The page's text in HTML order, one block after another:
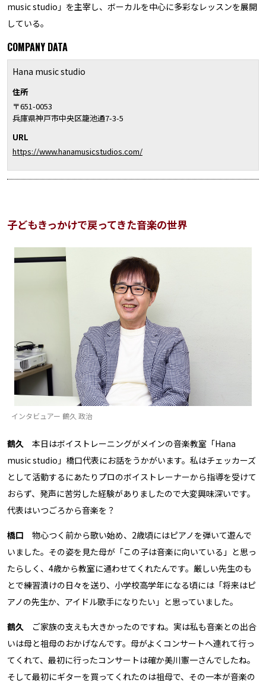
music studio」を主宰し、ボーカルを中心に多彩なレッスンを展開
している。
COMPANY DATA
Hana music studio
住所
〒651-0053
兵庫県神戸市中央区籠池通7-3-5
URL
https://www.hanamusicstudios.com/
子どもきっかけで戻ってきた音楽の世界
インタビュアー 鶴久 政治
鶴久 本日はボイストレーニングがメインの音楽教室「Hana
music studio」橋口代表にお話をうかがいます。私はチェッカーズ
として活動するにあたりプロのボイストレーナーから指導を受けて
おらず、発声に苦労した経験がありましたので大変興味深いです。
代表はいつごろから音楽を？
橋口 物心つく前から歌い始め、2歳頃にはピアノを弾いて遊んで
いました。その姿を見た母が「この子は音楽に向いている」と思っ
たらしく、4歳から教室に通わせてくれたんです。厳しい先生のも
とで練習漬けの日々を送り、小学校高学年になる頃には「将来はピ
アノの先生か、アイドル歌手になりたい」と思っていました。
鶴久 ご家族の支えも大きかったのですね。実は私も音楽との出合
いは母と祖母のおかげなんです。母がよくコンサートへ連れて行っ
てくれて、最初に行ったコンサートは確か美川憲一さんでしたね。
そして最初にギターを買ってくれたのは祖母で、その一本が音楽の